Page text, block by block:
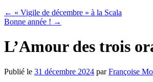
← « Vigile de décembre » à la Scala
Bonne année ! →
L’Amour des trois
Publié le 31 décembre 2024 par Françoise